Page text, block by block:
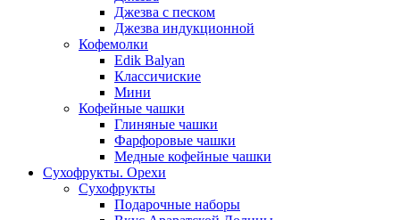
Джезва с песком
Джезва индукционной
Кофемолки
Edik Balyan
Классичиские
Мини
Кофейные чашки
Глиняные чашки
Фарфоровые чашки
Медные кофейные чашки
Сухофрукты. Орехи
Сухофрукты
Подарочные наборы